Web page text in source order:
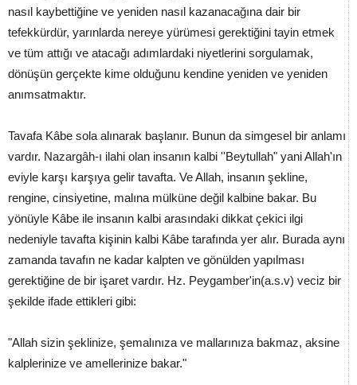
nasıl kaybettiğine ve yeniden nasıl kazanacağına dair bir
tefekkürdür, yarınlarda nereye yürümesi gerektiğini tayin etmek
ve tüm attığı ve atacağı adımlardaki niyetlerini sorgulamak,
dönüşün gerçekte kime olduğunu kendine yeniden ve yeniden
anımsatmaktır.
Tavafa Kâbe sola alınarak başlanır. Bunun da simgesel bir anlamı
vardır. Nazargâh-ı ilahi olan insanın kalbi ''Beytullah" yani Allah'ın
eviyle karşı karşıya gelir tavafta. Ve Allah, insanın şekline,
rengine, cinsiyetine, malına mülküne değil kalbine bakar. Bu
yönüyle Kâbe ile insanın kalbi arasındaki dikkat çekici ilgi
nedeniyle tavafta kişinin kalbi Kâbe tarafında yer alır. Burada aynı
zamanda tavafın ne kadar kalpten ve gönülden yapılması
gerektiğine de bir işaret vardır. Hz. Peygamber'in(a.s.v) veciz bir
şekilde ifade ettikleri gibi:
"Allah sizin şeklinize, şemalınıza ve mallarınıza bakmaz, aksine
kalplerinize ve amellerinize bakar."